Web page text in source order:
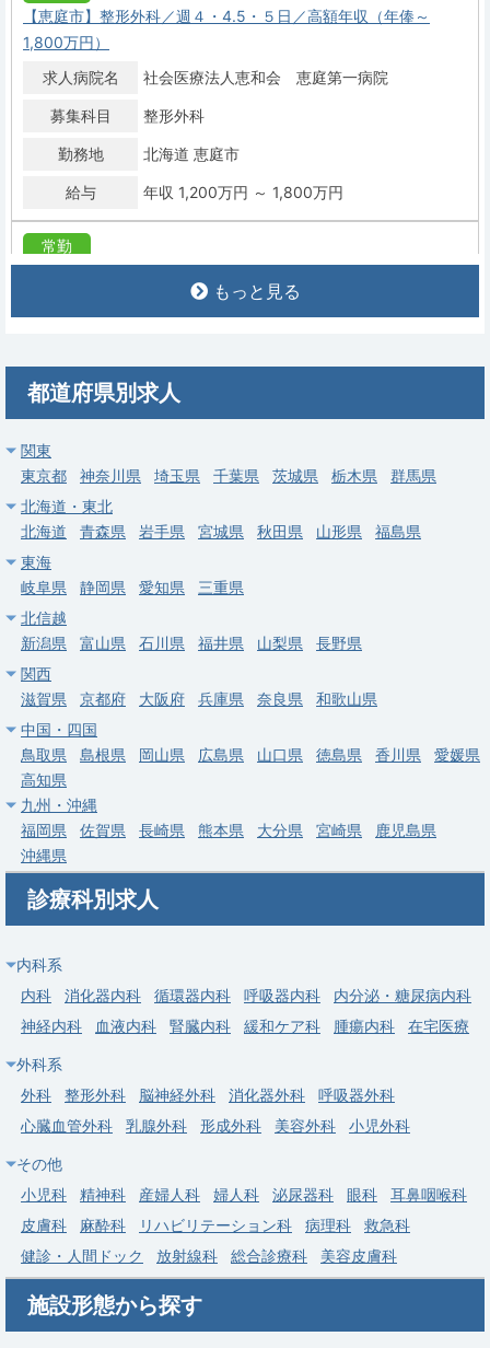
【恵庭市】整形外科／週４・4.5・５日／高額年収（年俸～
1,800万円）
求人病院名
社会医療法人恵和会 恵庭第一病院
募集科目 整形外科
勤務地 北海道 恵庭市
給与 年収 1,200万円 ～ 1,800万円
常勤
円、年間オペ1,000件超、当直OC免除可
募集科目 整形外科 リハビリテーション科 麻酔科 内科
勤務地 北海道 札幌市西区
常勤
北海道/札幌の整形外科クリニック（2026年10月開院予定）。管
理医師募集、週5日年俸2,000万円、駅直結1分。
求人病院名
非公開
募集科目
給与 年収 1,600万円 ～ 2,200万円
常勤
【江別市】リハビリ、整形外科／公的病院／入職時期は随時相談
可能！／土日休み☆／札幌近郊エリア◎
求人病院名
募集科目
勤務地 北海道 江別市
【札幌市清田区】整形外科／オペ有り／週4日～勤務可／日祝休
み／当直は軽負担／ワークライフバランス◎
求人病院名
医療法人社団エス・エス・ジェイ 札幌整形循環器
病院
募集科目
勤務地 北海道 札幌市清田区
もっと見る
都道府県別求人
関東
東京都
神奈川県 埼玉県 千葉県 茨城県 栃木県
群馬県
北海道・東北
北海道
青森県 岩手県 宮城県 秋田県 山形県
福島県
東海
岐阜県
静岡県 愛知県
三重県
北信越
新潟県
富山県 石川県 福井県 山梨県
長野県
関西
滋賀県
京都府 大阪府 兵庫県 奈良県
和歌山県
中国・四国
鳥取県
島根県 岡山県 広島県 山口県 徳島県 香川県
愛媛県
高知県
九州・沖縄
福岡県
佐賀県 長崎県 熊本県 大分県 宮崎県
鹿児島県
沖縄県
診療科別求人
内科系
内科
消化器内科 循環器内科 呼吸器内科
内分泌・糖尿病内科
神経内科
血液内科 腎臓内科 緩和ケア科 腫瘍内科 在宅医療
外科系
外科
整形外科 脳神経外科 消化器外科
呼吸器外科
心臓血管外科
乳腺外科 形成外科 美容外科 小児外科
その他
小児科
精神科 産婦人科 婦人科 泌尿器科 眼科
耳鼻咽喉科
皮膚科
麻酔科 リハビリテーション科 病理科
救急科
健診・人間ドック
放射線科 総合診療科 美容皮膚科
施設形態から探す